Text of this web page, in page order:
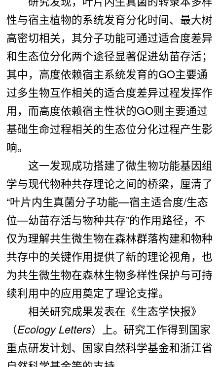
性与宿主植物的系统发育分化时间、最大树
高密切相关，其分子功能可通过适合度差异
和生态位分化两个途径显著促进幼苗存活；
其中，高度依赖宿主系统发育的GO主要通
过多生物互作相关的适合度差异过程发挥作
用，而高度依赖宿主性状的GO则主要通过
基础生命过程相关的生态位分化过程产生影
响。
这一发现成功搭建了微生物功能基因组
学与现代物种共存理论之间的桥梁，厘清了
“叶片内生真菌分子功能—宿主适合度/生态
位—幼苗存活与物种共存”的作用路径，不
仅为理解共生微生物在森林群落构建和物种
共存中的关键作用提供了新的理论视角，也
为共生微生物在森林生物多样性保护与可持
续利用中的应用奠定了理论支撑。
相关研究成果发表在《生态学快报》
（Ecology Letters）上。研究工作得到国家
重点研发计划、国家自然科学基金和浙江省